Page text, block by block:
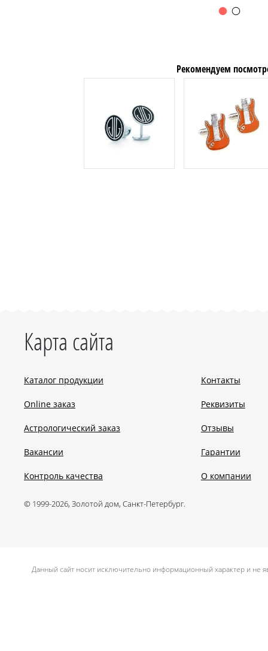
Рекомендуем
Карта сайта
Каталог продукции
Online заказ
Астрологический заказ
Вакансии
Контроль качества
Контакты
Реквизиты
Отзывы
Гарантии
О компании
© 1999-2026, Золотой дом, Санкт-Петербург.
Данный сайт носит исключительно информационный характер и не